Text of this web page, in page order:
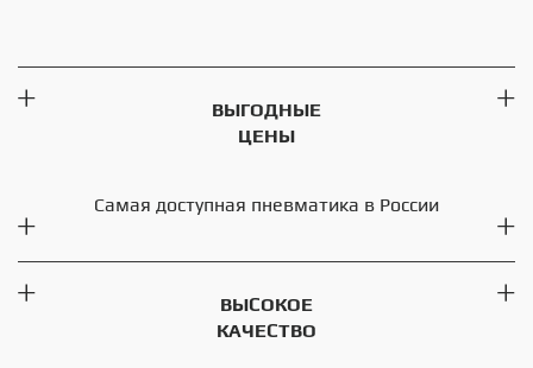
ВЫГОДНЫЕ
ЦЕНЫ
Самая доступная пневматика в России
ВЫСОКОЕ
КАЧЕСТВО